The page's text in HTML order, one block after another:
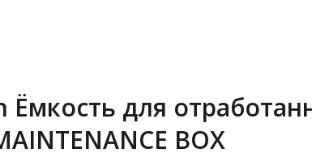
Ёмкость для
BOX